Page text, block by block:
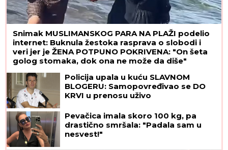
Snimak MUSLIMANSKOG PARA NA PLAŽI podelio
internet: Buknula žestoka rasprava o slobodi i
veri jer je ŽENA POTPUNO POKRIVENA: "On šeta
golog stomaka, dok ona ne može da diše"
Policija upala u kuću SLAVNOM
BLOGERU: Samopovređivao se DO
KRVI u prenosu uživo
Pevačica imala skoro 100 kg, pa
drastično smršala: "Padala sam u
nesvest!"